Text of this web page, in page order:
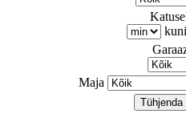
Maja